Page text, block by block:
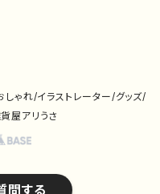
ゃれ/イラストレーター/グッズ/
屋アリうさ
問する